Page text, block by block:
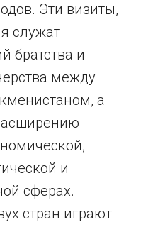
Эти визиты,
служат
братства и
между
а
и
сферах.
стран играют